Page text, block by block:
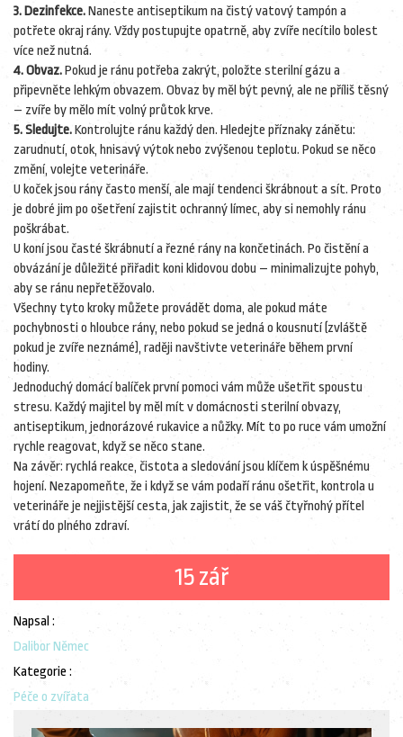
3. Dezinfekce.Naneste antiseptikum na čistý vatový tampón a
potřete okraj rány. Vždy postupujte opatrně, aby zvíře necítilo bolest
více než nutná.
4. Obvaz.Pokud je ránu potřeba zakrýt, položte sterilní gázu a
připevněte lehkým obvazem. Obvaz by měl být pevný, ale ne příliš těsný
– zvíře by mělo mít volný průtok krve.
5. Sledujte.Kontrolujte ránu každý den. Hledejte příznaky zánětu:
zarudnutí, otok, hnisavý výtok nebo zvýšenou teplotu. Pokud se něco
změní, volejte veterináře.
U koček jsou rány často menší, ale mají tendenci škrábnout a sít. Proto
je dobré jim po ošetření zajistit ochranný límec, aby si nemohly ránu
poškrábat.
U koní jsou časté škrábnutí a řezné rány na končetinách. Po čistění a
obvázání je důležité přiřadit koni klidovou dobu – minimalizujte pohyb,
aby se ránu nepřetěžovalo.
Všechny tyto kroky můžete provádět doma, ale pokud máte
pochybnosti o hloubce rány, nebo pokud se jedná o kousnutí (zvláště
pokud je zvíře neznámé), raději navštivte veterináře během první
hodiny.
Jednoduchý domácí balíček první pomoci vám může ušetřit spoustu
stresu. Každý majitel by měl mít v domácnosti sterilní obvazy,
antiseptikum, jednorázové rukavice a nůžky. Mít to po ruce vám umožní
rychle reagovat, když se něco stane.
Na závěr: rychlá reakce, čistota a sledování jsou klíčem k úspěšnému
hojení. Nezapomeňte, že i když se vám podaří ránu ošetřit, kontrola u
veterináře je nejjistější cesta, jak zajistit, že se váš čtyřnohý přítel
vrátí do plného zdraví.
15 zář
Napsal :
Dalibor Němec
Kategorie :
Péče o zvířata